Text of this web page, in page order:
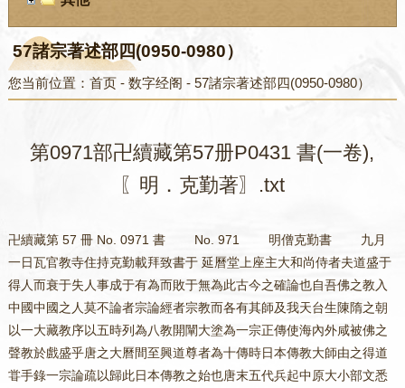
57諸宗著述部四(0950-0980）
您当前位置： 首页- 数字经阁 - 57諸宗著述部四(0950-0980）
第0971部卍續藏第57册P0431 書(一卷),
〖明．克勤著〗.txt
卍續藏第 57 冊 No. 0971 書 No. 971 明僧克勤書 九月
一日瓦官教寺住持克勤載拜致書于 延曆堂上座主大和尚侍者夫道盛于
得人而衰于失人事成于有為而敗于無為此古今之確論也自吾佛之教入
中國中國之人莫不論者宗論經者宗教而各有其師及我天台生陳隋之朝
以一大藏教序以五時列為八教開闡大塗為一宗正傳使海內外咸被佛之
聲教於戲盛乎唐之大曆間至興道尊者為十傳時日本傳教大師由之得道
甞手錄一宗論疏以歸此日本傳教之始也唐末五代兵起中原大小部文悉